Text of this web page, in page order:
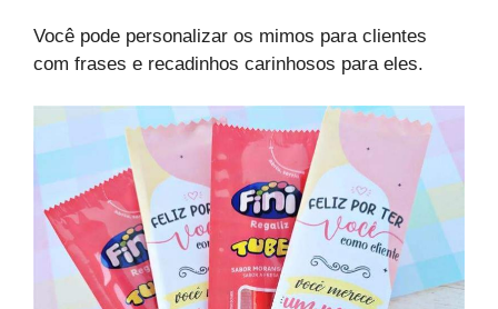
Você pode personalizar os mimos para clientes
com frases e recadinhos carinhosos para eles.